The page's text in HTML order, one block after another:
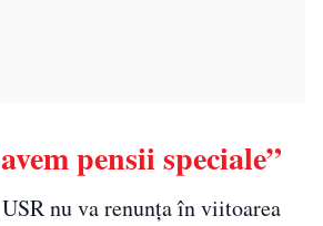
pensii speciale”
nu va renunţa în viitoarea